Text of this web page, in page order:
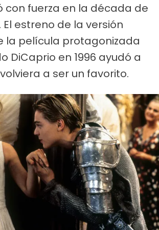
con fuerza en la década de
estreno de la versión
la película protagonizada
DiCaprio en 1996 ayudó a
a ser un favorito.